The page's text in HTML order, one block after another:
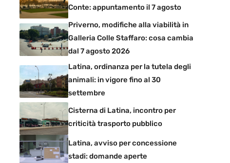
Conte: appuntamento il 7 agosto
Priverno, modifiche alla viabilità in
Galleria Colle Staffaro: cosa cambia
dal 7 agosto 2026
Latina, ordinanza per la tutela degli
animali: in vigore fino al 30
settembre
Cisterna di Latina, incontro per
criticità trasporto pubblico
Latina, avviso per concessione
stadi: domande aperte